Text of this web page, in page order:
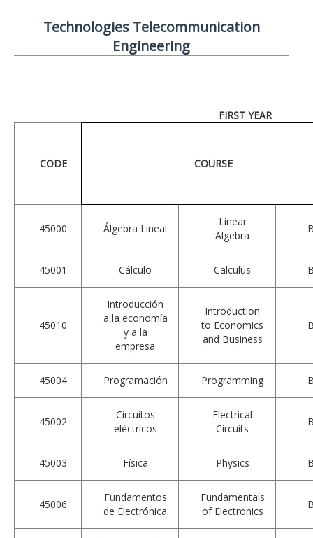
Technologies Telecommunication
Engineering
CODE COURSE
45000 Álgebra Lineal
Linear
Algebra
45001 Cálculo Calculus
45010
Introducción
a la economía
y a la
empresa
Introduction
to Economics
and Business
45004 Programación Programming
45002
Circuitos
eléctricos
Electrical
Circuits
45003 Física Physics
45006
Fundamentos
de Electrónica
Fundamentals
of Electronics
FIRST YEAR